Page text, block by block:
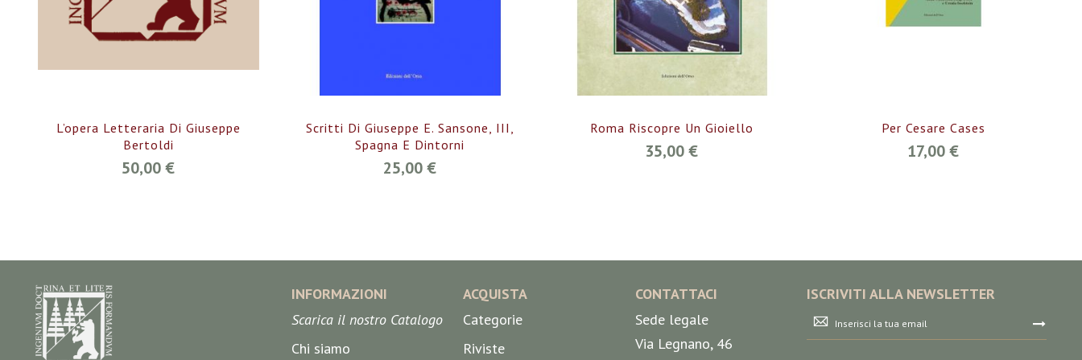
L’opera Letteraria Di Giuseppe
Bertoldi
50,00 €
Scritti Di Giuseppe E. Sansone, III,
Spagna E Dintorni
25,00 €
Roma Riscopre Un Gioiello
35,00 €
Per Cesare Cases
17,00 €
INFORMAZIONI
Scarica il nostro Catalogo
Chi siamo
ACQUISTA
Categorie
Riviste
CONTATTACI
Sede legale
Via Legnano, 46
ISCRIVITI ALLA NEWSLETTER
Iscriviti
alla
nostra